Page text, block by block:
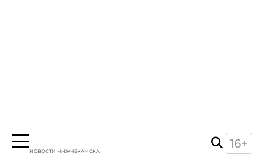
НОВОСТИ НИЖНЕКАМСКА
16+